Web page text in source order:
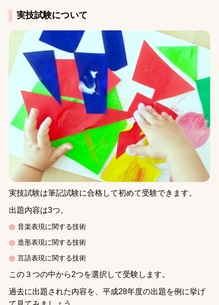
実技試験について
実技試験は筆記試験に合格して初めて受験できます。
出題内容は3つ。
音楽表現に関する技術
造形表現に関する技術
言語表現に関する技術
この３つの中から2つを選択して受験します。
過去に出題された内容を、平成28年度の出題を例に挙げ